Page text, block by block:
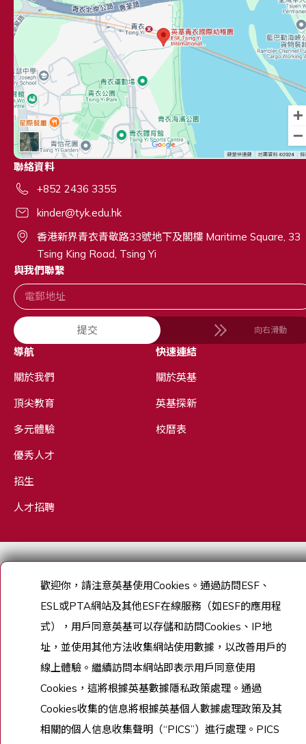
聯絡資料
+852 2436 3355
kinder@tyk.edu.hk
香港新界青衣青敬路33號地下及閣樓 Maritime Square, 33
Tsing King Road, Tsing Yi
與我們聯繫
提交 向右滑動
導航
關於我們
頂尖教育
多元體驗
優秀人才
招生
人才招聘
快速連結
關於英基
英基探新
校曆表
網站地圖歡迎你，請注意英基使用Cookies 。通過訪問ESF 、
ESL或PTA網站及其他ESF在線服務（如ESF的應用程
式），用戶同意英基可以存儲和訪問Cookies 、 IP地
址，並使用其他方法收集網站使用數據，以改善用戶的
線上體驗。繼續訪問本網站即表示用戶同意使用
Cookies ，這將根據英基數據隱私政策處理。通過
Cookies收集的信息將根據英基個人數據處理政策及其
相關的個人信息收集聲明（“PICS”）進行處理。 PICS